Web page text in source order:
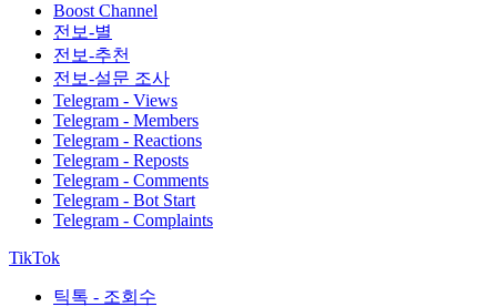
Boost Channel
전보-별
전보-추천
전보-설문 조사
Telegram - Views
Telegram - Members
Telegram - Reactions
Telegram - Reposts
Telegram - Comments
Telegram - Bot Start
Telegram - Complaints
TikTok
틱톡 - 조회수